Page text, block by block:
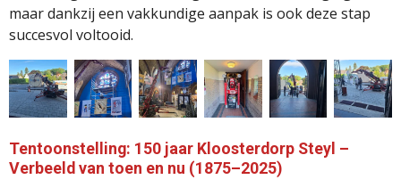
maardankzij een vakkundige aanpak is ookdeze stap
succesvol voltooid.
Tentoonstelling: 150 jaar Kloosterdorp Steyl –
Verbeeldvan toen en nu (1875–2025)